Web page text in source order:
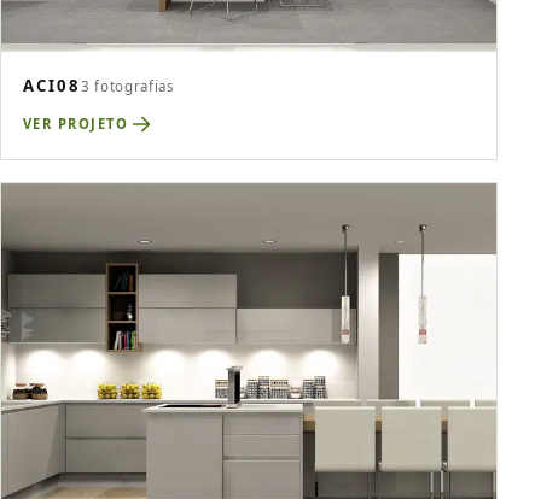
ACI08 3 fotografias
VER PROJETO